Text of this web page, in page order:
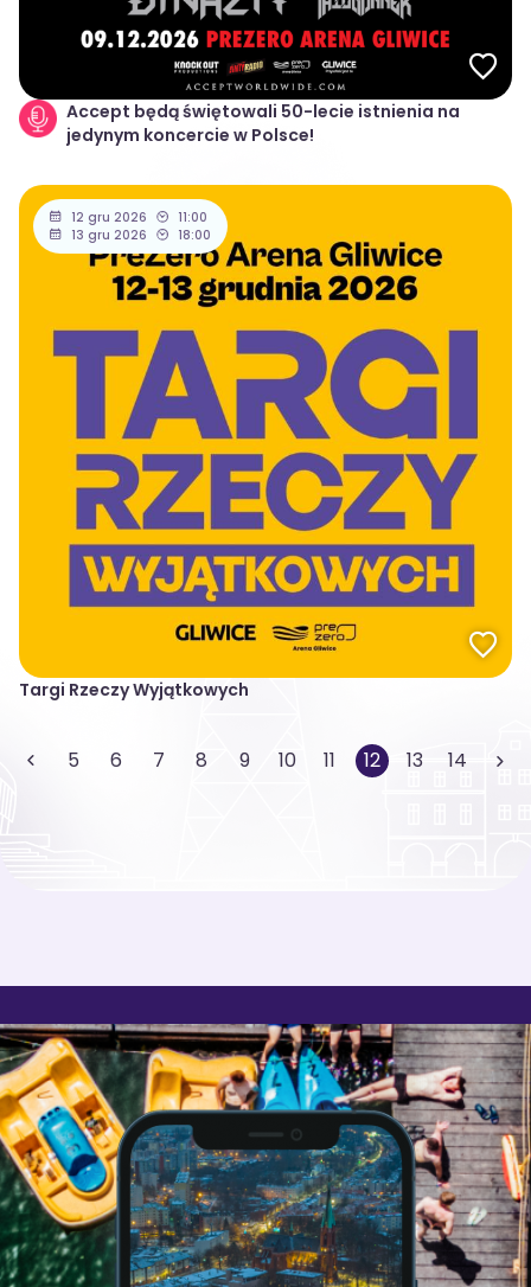
Accept będą świętowali 50-lecie istnienia na
jedynym koncercie w Polsce!
12 gru 2026
11:00
13 gru 2026
18:00
Targi Rzeczy Wyjątkowych
5 6 7 8 9 10 11 12 13 14